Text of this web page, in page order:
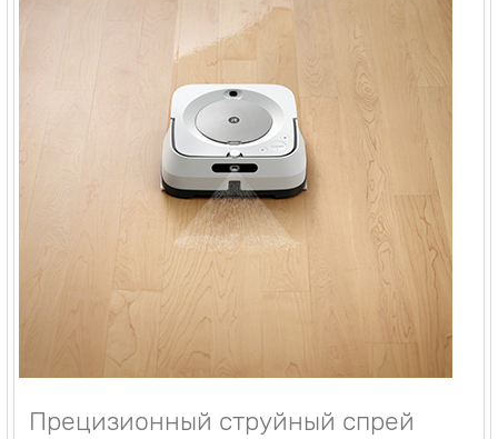
Прецизионный струйный спрей